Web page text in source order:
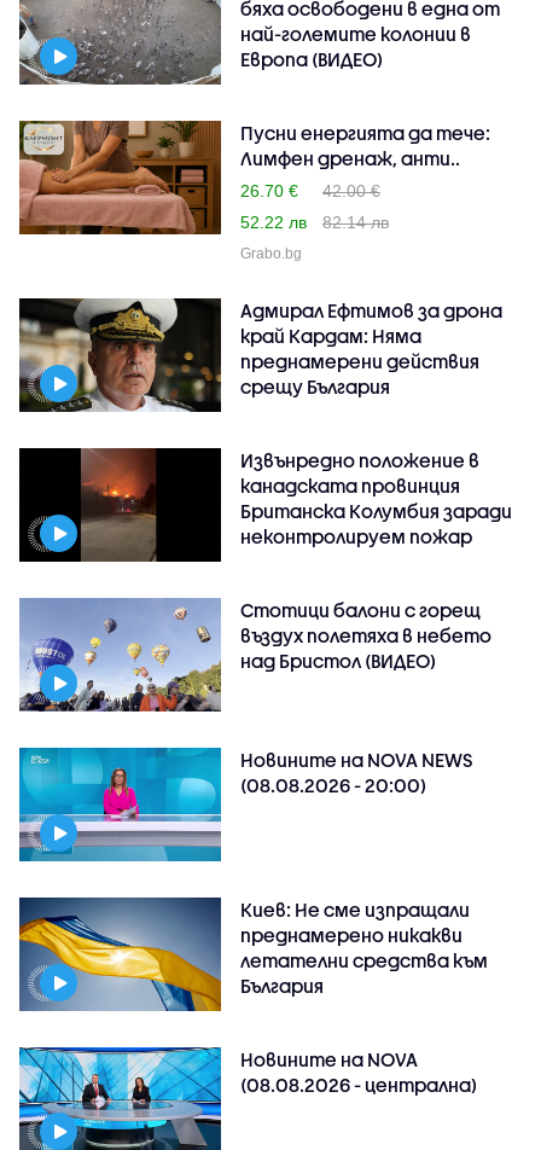
бяха освободени в една от
най-големите колонии в
Европа (ВИДЕО)
Пусни енергията да тече:
Лимфен дренаж, анти..
26.70 €
42.00 €
52.22 лв
82.14 лв
Grabo.bg
Адмирал Ефтимов за дрона
край Кардам: Няма
преднамерени действия
срещу България
Извънредно положение в
канадската провинция
Британска Колумбия заради
неконтролируем пожар
Стотици балони с горещ
въздух полетяха в небето
над Бристол (ВИДЕО)
Новините на NOVA NEWS
(08.08.2026 - 20:00)
Киев: Не сме изпращали
преднамерено никакви
летателни средства към
България
Новините на NOVA
(08.08.2026 - централна)